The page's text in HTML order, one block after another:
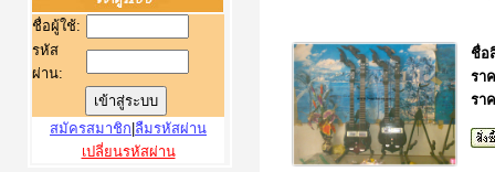
ชื่อผู้ใช้:
รหัส
ผ่าน:
สมัครสมาชิก ลืมรหัสผ่าน
เปลี่ยนรหัสผ่าน
ชื่อ
รา
รา